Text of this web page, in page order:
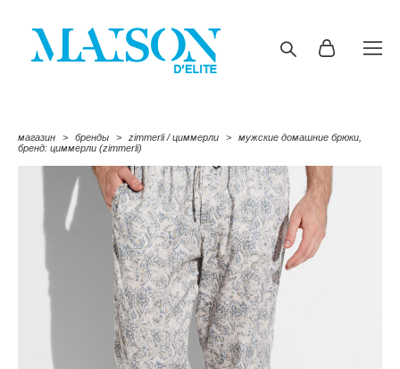
магазин > бренды > zimmerli / циммерли >
мужские домашние брюки,
бренд: циммерли (zimmerli)